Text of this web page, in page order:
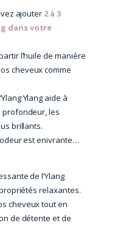
ajouter 2 à 3
dans votre
l’huile de manière
cheveux comme
Ylang aide à
les
brillants.
est enivrante…
de l’Ylang
relaxantes.
cheveux tout en
de détente et de